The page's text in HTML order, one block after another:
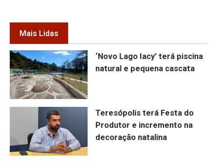
Mais Lidas
‘Novo Lago Iacy’ terá piscina
natural e pequena cascata
Teresópolis terá Festa do
Produtor e incremento na
decoração natalina